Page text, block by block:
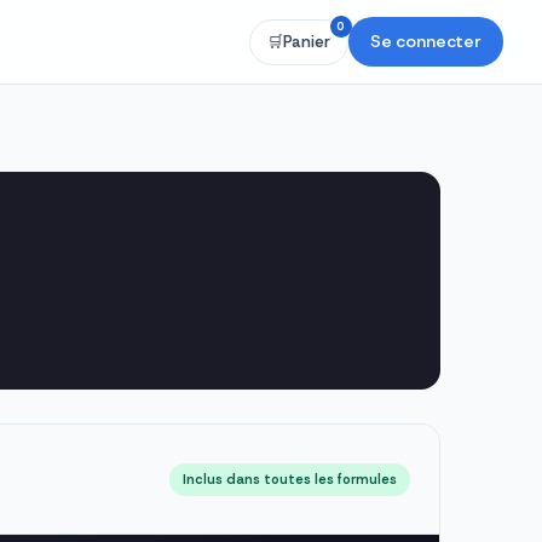
🛒Panier
0
Se connecter
Inclus dans toutes les formules